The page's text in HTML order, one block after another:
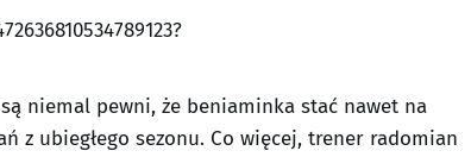
niemal pewni, że beniaminka stać nawet na
z ubiegłego sezonu. Co więcej, trener radomian